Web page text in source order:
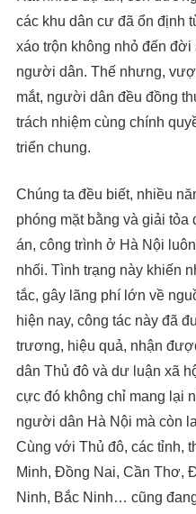
các khu dân cư đã ổn định
xáo trộn không nhỏ đến
người dân. Thế nhưng,
mắt, người dân đều đồng
trách nhiệm cùng chính
triển chung.
Chúng ta đều biết, nhiều
phóng mặt bằng và giải
án, công trình ở Hà Nội
nhối. Tình trạng này khiến
tắc, gây lãng phí lớn về
hiện nay, công tác này đã
trương, hiệu quả, nhận
dân Thủ đô và dư luận xã
cực đó không chỉ mang lại
người dân Hà Nội mà còn
Cùng với Thủ đô, các tỉnh,
Minh, Đồng Nai, Cần Thơ,
Ninh, Bắc Ninh… cũng